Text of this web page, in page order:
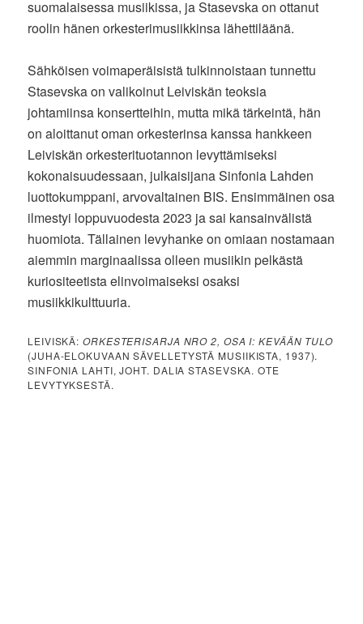
suomalaisessa musiikissa, ja Stasevska on ottanut
roolin hänen orkesterimusiikkinsa lähettiläänä.
Sähköisen voimaperäisistä tulkinnoistaan tunnettu
Stasevska on valikoinut Leiviskän teoksia
johtamiinsa konsertteihin, mutta mikä tärkeintä, hän
on aloittanut oman orkesterinsa kanssa hankkeen
Leiviskän orkesterituotannon levyttämiseksi
kokonaisuudessaan, julkaisijana Sinfonia Lahden
luottokumppani, arvovaltainen BIS. Ensimmäinen osa
ilmestyi loppuvuodesta 2023 ja sai kansainvälistä
huomiota. Tällainen levyhanke on omiaan nostamaan
aiemmin marginaalissa olleen musiikin pelkästä
kuriositeetista elinvoimaiseksi osaksi
musiikkikulttuuria.
LEIVISKÄ:ORKESTERISARJA NRO 2, OSA I: KEVÄÄN TULO
(JUHA-ELOKUVAAN SÄVELLETYSTÄ MUSIIKISTA, 1937).
SINFONIA LAHTI, JOHT. DALIA STASEVSKA. OTE
LEVYTYKSESTÄ.